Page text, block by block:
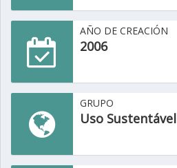
AÑO DE CREACIÓN
2006
GRUPO
Uso Sustentável